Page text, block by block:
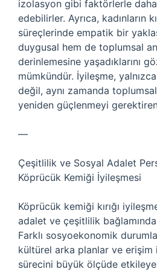
izolasyon gibi faktörlerle
edebilirler. Ayrıca, kadınların
süreçlerinde empatik bir
duygusal hem de toplumsal
derinlemesine yaşadıklarını
mümkündür. İyileşme,
değil, aynı zamanda
yeniden güçlenmeyi
—
Çeşitlilik ve Sosyal Adalet
Köprücük Kemiği İyileşmesi
Köprücük kemiği kırığı
adalet ve çeşitlilik bağlamında
Farklı sosyoekonomik
kültürel arka planlar ve erişim
sürecini büyük ölçüde